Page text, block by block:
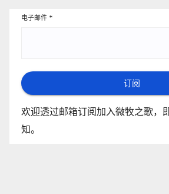
电子邮件 *
订阅
欢迎透过邮箱订阅加入微牧之歌，
知。